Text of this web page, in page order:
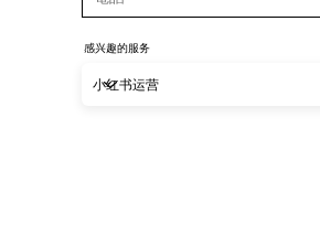
感兴趣的服务